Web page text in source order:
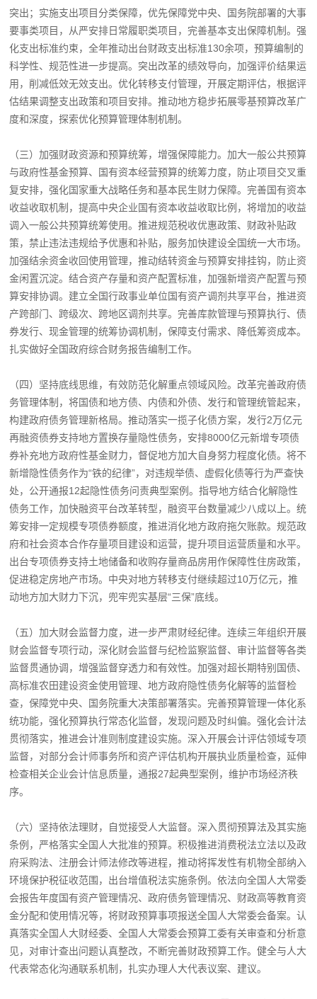
突出；实施支出项目分类保障，优先保障党中央、国务院部署的大事
要事类项目，从严安排日常履职类项目，完善基本支出保障机制。强
化支出标准约束，全年推动出台财政支出标准130余项，预算编制的
科学性、规范性进一步提高。突出改革的绩效导向，加强评价结果运
用，削减低效无效支出。优化转移支付管理，开展定期评估，根据评
估结果调整支出政策和项目安排。推动地方稳步拓展零基预算改革广
度和深度，探索优化预算管理体制机制。
（三）加强财政资源和预算统筹，增强保障能力。加大一般公共预算
与政府性基金预算、国有资本经营预算的统筹力度，防止项目交叉重
复安排，强化国家重大战略任务和基本民生财力保障。完善国有资本
收益收取机制，提高中央企业国有资本收益收取比例，将增加的收益
调入一般公共预算统筹使用。推进规范税收优惠政策、财政补贴政
策，禁止违法违规给予优惠和补贴，服务加快建设全国统一大市场。
加强结余资金收回使用管理，推动结转资金与预算安排挂钩，防止资
金闲置沉淀。结合资产存量和资产配置标准，加强新增资产配置与预
算安排协调。建立全国行政事业单位国有资产调剂共享平台，推进资
产跨部门、跨级次、跨地区调剂共享。完善库款管理与预算执行、债
券发行、现金管理的统筹协调机制，保障支付需求、降低筹资成本。
扎实做好全国政府综合财务报告编制工作。
（四）坚持底线思维，有效防范化解重点领域风险。改革完善政府债
务管理体制，将国债和地方债、内债和外债、发行和管理统管起来，
构建政府债务管理新格局。推动落实一揽子化债方案，发行2万亿元
再融资债券支持地方置换存量隐性债务，安排8000亿元新增专项债
券补充地方政府性基金财力，督促地方加大自身努力程度化债。将不
新增隐性债务作为“铁的纪律”，对违规举债、虚假化债等行为严查快
处，公开通报12起隐性债务问责典型案例。指导地方结合化解隐性
债务工作，加快融资平台改革转型，融资平台数量减少八成以上。统
筹安排一定规模专项债券额度，推进消化地方政府拖欠账款。规范政
府和社会资本合作存量项目建设和运营，提升项目运营质量和水平。
出台专项债券支持土地储备和收购存量商品房用作保障性住房政策，
促进稳定房地产市场。中央对地方转移支付继续超过10万亿元，推
动地方加大财力下沉，兜牢兜实基层“三保”底线。
（五）加大财会监督力度，进一步严肃财经纪律。连续三年组织开展
财会监督专项行动，深化财会监督与纪检监察监督、审计监督等各类
监督贯通协调，增强监督穿透力和有效性。加强对超长期特别国债、
高标准农田建设资金使用管理、地方政府隐性债务化解等的监督检
查，保障党中央、国务院重大决策部署落实。完善预算管理一体化系
统功能，强化预算执行常态化监督，发现问题及时纠偏。强化会计法
贯彻落实，推进会计准则制度建设实施。深入开展会计评估领域专项
监督，对部分会计师事务所和资产评估机构开展执业质量检查，延伸
检查相关企业会计信息质量，通报27起典型案例，维护市场经济秩
序。
（六）坚持依法理财，自觉接受人大监督。深入贯彻预算法及其实施
条例，严格落实全国人大批准的预算。积极推进消费税法立法以及政
府采购法、注册会计师法修改等进程，推动将挥发性有机物全部纳入
环境保护税征收范围，出台增值税法实施条例。依法向全国人大常委
会报告年度国有资产管理情况、政府债务管理情况、财政高等教育资
金分配和使用情况等，将财政预算事项报送全国人大常委会备案。认
真落实全国人大财经委、全国人大常委会预算工委有关审查和分析意
见，对审计查出问题认真整改，不断完善财政预算工作。健全与人大
代表常态化沟通联系机制，扎实办理人大代表议案、建议。